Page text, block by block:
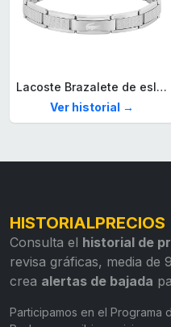
Lacoste Brazalete de eslabón para Hombre Colección STENCIL de Acero inoxidable
Ver historial →
HISTORIALPRECIOS
Consulta el historial de
revisa gráficas, media de
crea alertas de bajada
Participamos en el Programa